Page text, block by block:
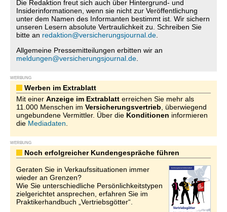
Die Redaktion freut sich auch über Hintergrund- und
Insiderinformationen, wenn sie nicht zur Veröffentlichung
unter dem Namen des Informanten bestimmt ist. Wir sichern
unseren Lesern absolute Vertraulichkeit zu. Schreiben Sie
bitte an redaktion@versicherungsjournal.de
Allgemeine Pressemitteilungen erbitten wir an
meldungen@versicherungsjournal.de
WERBUNG
Werben im Extrablatt
Mit einer Anzeige im Extrablatt erreichen Sie mehr als
11.000 Menschen im Versicherungsvertrieb , überwiegend
ungebundene Vermittler. Über die Konditionen informieren
die Mediadaten
WERBUNG
Noch erfolgreicher Kundengespräche führen
Geraten Sie in Verkaufssituationen immer
wieder an Grenzen?
Wie Sie unterschiedliche Persönlichkeitstypen
zielgerichtet ansprechen, erfahren Sie im
Praktikerhandbuch „Vertriebsgötter“.